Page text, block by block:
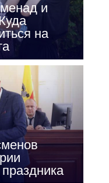
и
на